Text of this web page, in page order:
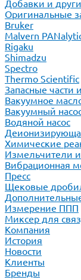
Добавки и
Оригинальные
Bruker
Malvern
Rigaku
Shimadzu
Spectro
Thermo Scientific
Запасные части
Вакуумное
Вакуумный
Водяной насос
Химические
Измельчители и
Вибрационная
Пресс
Щековые
Измерение ППП
Миксер для
Компания
История
Новости
Клиенты
Бренды